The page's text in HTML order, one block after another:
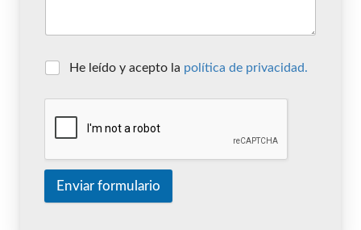
He leído y acepto la política de privacidad.
Enviar formulario